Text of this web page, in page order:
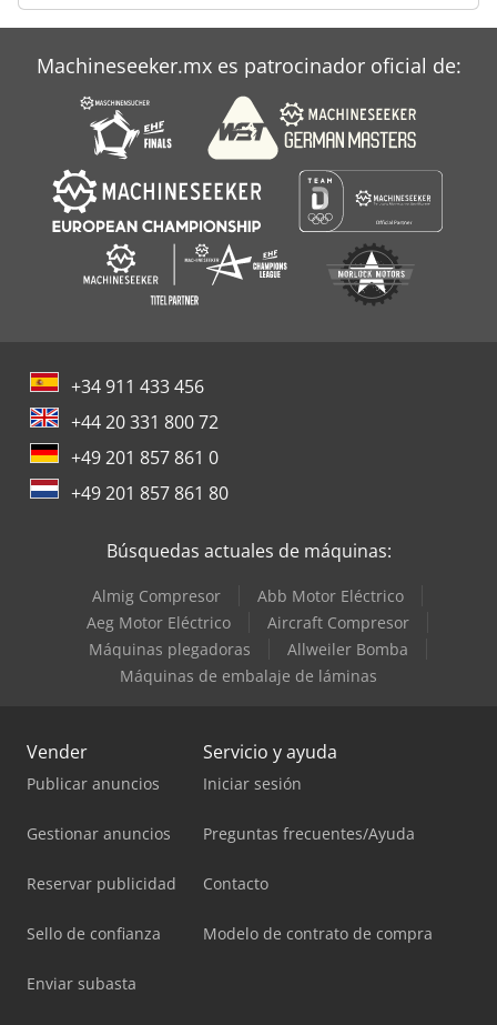
Machineseeker.mx es patrocinador oficial de:
+34 911 433 456
+44 20 331 800 72
+49 201 857 861 0
+49 201 857 861 80
Búsquedas actuales de máquinas:
Almig Compresor
Abb Motor Eléctrico
Aeg Motor Eléctrico
Aircraft Compresor
Máquinas plegadoras
Allweiler Bomba
Máquinas de embalaje de láminas
Vender
Publicar anuncios
Gestionar anuncios
Reservar publicidad
Sello de confianza
Enviar subasta
Servicio y ayuda
Iniciar sesión
Preguntas frecuentes/Ayuda
Contacto
Modelo de contrato de compra